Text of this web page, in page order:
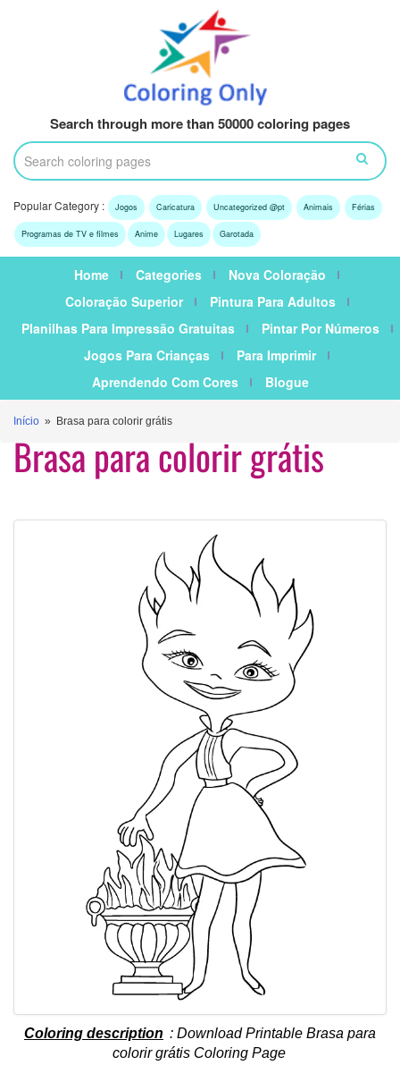
Search through more than 50000 coloring pages
Popular Category : Jogos Caricatura Uncategorized @pt Animais Férias
Programas de TV e filmes Anime Lugares Garotada
Home Categories
Nova Coloração
Coloração Superior
Pintura Para Adultos
Planilhas Para Impressão Gratuitas
Pintar Por Números
Jogos Para Crianças
Para Imprimir
Aprendendo Com Cores
Blogue
Início » Brasa para colorir grátis
Brasa para colorir grátis
Coloring description : Download Printable Brasa para
colorir grátis Coloring Page